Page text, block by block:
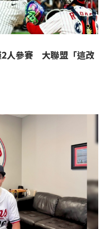
2人參賽 大聯盟「這改